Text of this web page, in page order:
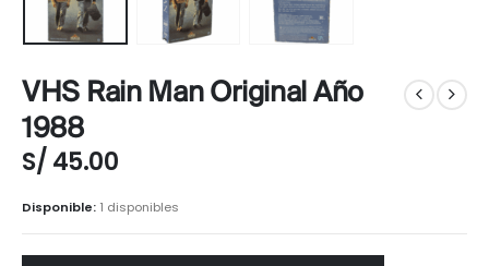
VHS Rain Man Original Año
1988
S/ 45.00
Disponible: 1 disponibles